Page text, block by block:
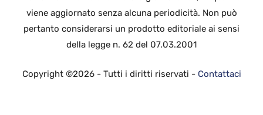
viene aggiornato senza alcuna periodicità. Non può
pertanto considerarsi un prodotto editoriale ai sensi
della legge n. 62 del 07.03.2001
Copyright ©2026 - Tutti i diritti riservati - Contattaci